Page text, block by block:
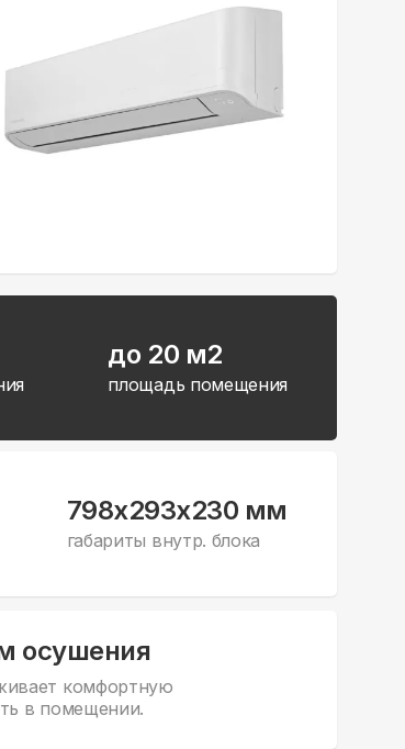
до 20 м2
площадь помещения
798x293x230 мм
габариты внутр. блока
осушения
комфортную
в помещении.